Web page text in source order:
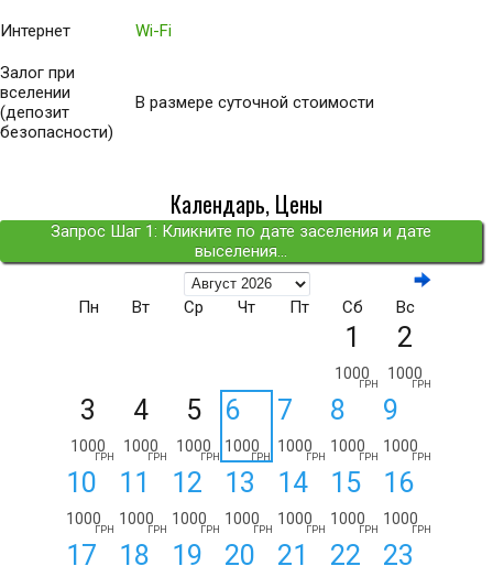
Интернет Wi-Fi
Залог при
вселении
(депозит
безопасности)
В размере суточной стоимости
Календарь, Цены
Запрос Шаг 1: Кликните по дате заселения и дате
выселения...
Пн Вт Ср Чт Пт Сб Вс
1
1000
ГРН
2
1000
ГРН
3
1000
ГРН
4
1000
ГРН
5
1000
ГРН
6
1000
ГРН
7
1000
ГРН
8
1000
ГРН
9
1000
ГРН
10
1000
ГРН
11
1000
ГРН
12
1000
ГРН
13
1000
ГРН
14
1000
ГРН
15
1000
ГРН
16
1000
ГРН
17 18 19 20 21 22 23